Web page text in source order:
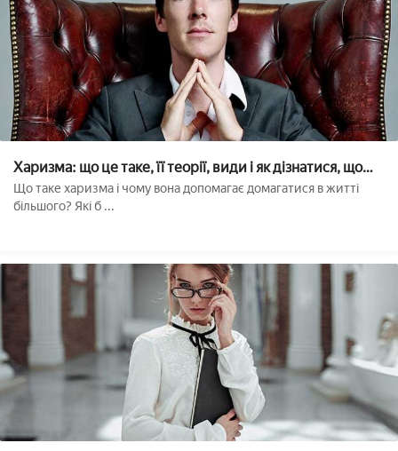
Харизма: що це таке, її теорії, види і як дізнатися, що
вона є??
Що таке харизма і чому вона допомагає домагатися в житті
більшого? Які б ...